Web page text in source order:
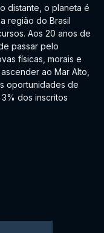
distante, o planeta é
região do Brasil
Aos 20 anos de
passar pelo
físicas, morais e
ao Mar Alto,
oportunidades de
dos inscritos